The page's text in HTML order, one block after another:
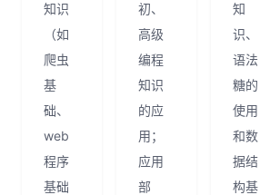
知识
（如
爬虫
基
础、
web
程序
基础
初、
高级
编程
知识
的应
用；
应用
部
知
识、
语法
糖的
使用
和数
据结
构基